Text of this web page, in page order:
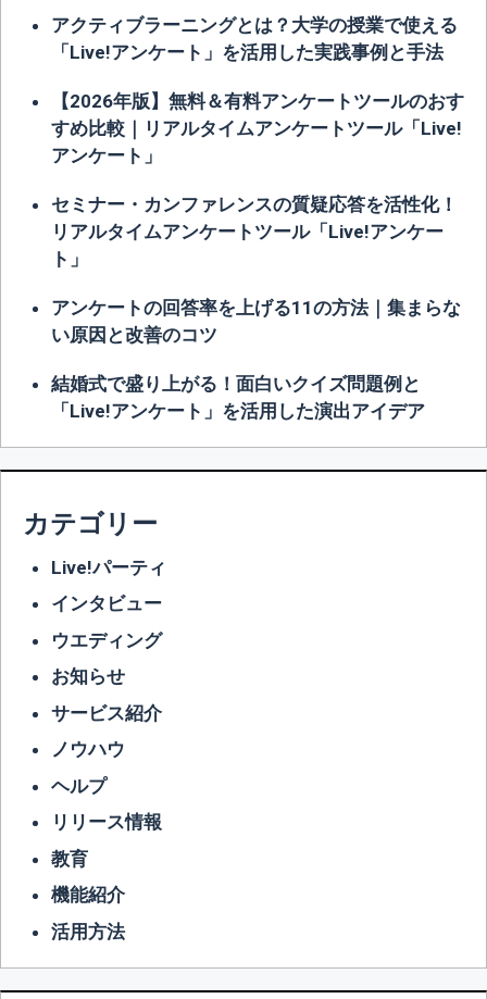
アクティブラーニングとは？大学の授業で使える
「Live!アンケート」を活用した実践事例と手法
【2026年版】無料＆有料アンケートツールのおす
すめ比較｜リアルタイムアンケートツール「Live!
アンケート」
セミナー・カンファレンスの質疑応答を活性化！
リアルタイムアンケートツール「Live!アンケー
ト」
アンケートの回答率を上げる11の方法｜集まらな
い原因と改善のコツ
結婚式で盛り上がる！面白いクイズ問題例と
「Live!アンケート」を活用した演出アイデア
カテゴリー
Live!パーティ
インタビュー
ウエディング
お知らせ
サービス紹介
ノウハウ
ヘルプ
リリース情報
教育
機能紹介
活用方法